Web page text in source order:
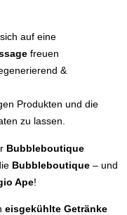
auf eine
freuen
&
Produkten und die
zu lassen.
Bubbleboutique
Bubbleboutique – und
Ape!
eisgekühlte Getränke